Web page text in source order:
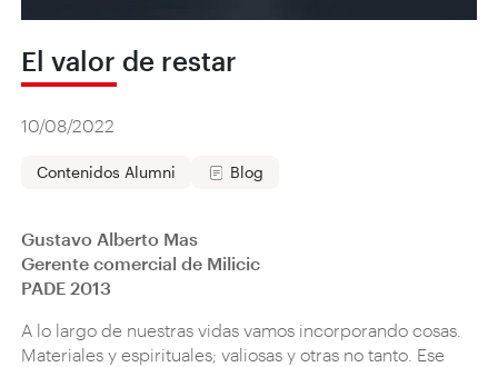
El valor de restar
10/08/2022
Contenidos Alumni Blog
Gustavo Alberto Mas
Gerente comercial de Milicic
PADE 2013
A lo largo de nuestras vidas vamos incorporando cosas.
Materiales y espirituales; valiosas y otras no tanto. Ese